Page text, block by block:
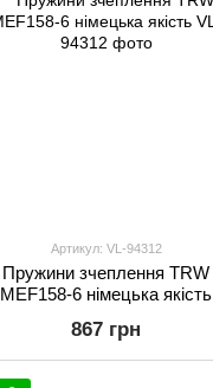
Артикул: VL-94312
Пружини зчеплення TRW
MEF158-6 німецька якість
867 грн